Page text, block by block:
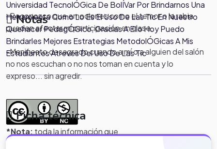
-Reconozco que emociones como el temor o la rabia
pueden afectar mi participación en clase.
-Manifiesto desagrado cuando a mí o a alguien del salón
no nos escuchan o no nos toman en cuenta y lo
expreso... sin agredir.
Notas
.
Universidad TecnolÓGica De BolÍVar Por Brindarnos Una
Herramienta Como Lo Es El Uso De Las Tic En Nuestro
Quehacer PedagÓGico, Gracias A Ello Hoy Puedo
Brindarles Mejores Estrategias MetodolÓGicas A Mis
Estudiantes Atreves Del Uso De Las Tic
*Nota: toda la información que
aparece en los Proyectos de Clase
Ficha técnica